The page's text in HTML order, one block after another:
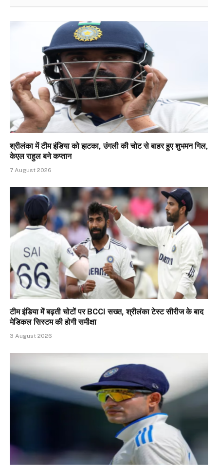
श्रीलंका में टीम इंडिया को झटका, उंगली की चोट से बाहर हुए शुभमन गिल,
केएल राहुल बने कप्तान
7 August 2026
टीम इंडिया में बढ़ती चोटों पर BCCI सख्त, श्रीलंका टेस्ट सीरीज के बाद
मेडिकल सिस्टम की होगी समीक्षा
3 August 2026